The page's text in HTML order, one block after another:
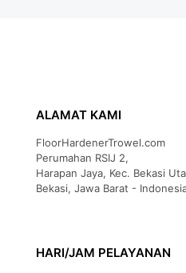
ALAMAT KAMI
FloorHardenerTrowel.com
Perumahan RSIJ 2,
Harapan Jaya, Kec. Bekasi
Bekasi, Jawa Barat -
HARI/JAM PELAYANAN